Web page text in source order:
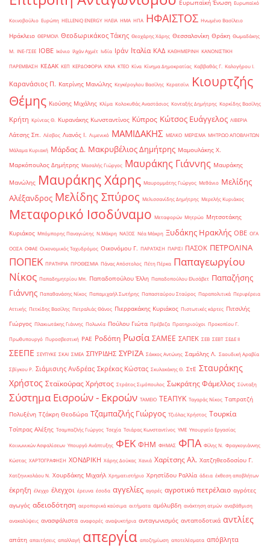
Ευρωπαϊκή Ένωση Ευρωπαϊκό
Κοινοβούλιο Ευρώπη ΗELLENiQ ENERGY ΗΛΕΙΑ ΗΜΑ ΗΠΑ ΗΦΑΙΣΤΟΣ Ηνωμένο Βασίλειο
Ηράκλειο ΘΕΡΜΟΙΛ Θεοδωρικάκος Τάκης Θεοχάρης Χάρης Θεσσαλονίκη Θράκη Θωμαδάκης
Μ. ΙΝΕ-ΓΣΕΕ ΙΟΒΕ Ικόνιο Ιλχάν Αχμέτ Ινδία Ιράν Ιταλία ΚΑΔ ΚΑΘΗΜΕΡΙΝΗ ΚΑΝΟΝΙΣΤΙΚΗ
ΠΑΡΕΜΒΑΣΗ ΚΕΔΑΚ ΚΕΠ ΚΕΡΔΟΦΟΡΙΑ ΚΙΝΑ ΚΤΕΟ Κίνα Κίνημα Δημοκρατίας Καββαθάς Γ. Καλογήρου Ι.
Καρανάσιος Π. Κατρίνης Μανώλης Κεγκέρογλου Βασίλης Κερατσίνι
Κιουρτζής
Θέμης Κιούσης Μιχάλης Κλίμα Κολοκυθάς Αναστάσιος Κονταξής Δημήτρης Κορκίδης Βασίλης
Κρήτη Κρίντας Θ. Κυρανάκης Κωνσταντίνος Κύπρος Κώτσος Ευάγγελος ΛΙΒΕΡΙΑ
Λάτσης Σπ. Λέσβος Λιανός Ι. Λιμενικό ΜΑΜΙΔΑΚΗΣ ΜΕΛΚΟ ΜΕΡΙΣΜΑ ΜΗΤΡΩΟ ΑΠΟΒΛΗΤΩΝ
Μάλαμα Κυριακή Μάρδας Δ. Μακρυβέλιος Δημήτρης Μαμουλάκης Χ.
Μαρκόπουλος Δημήτρης Μασαλής Γιώργος Μαυράκης Γιάννης Μαυράκης
Μανώλης Μαυράκης Χάρης Μαυρομμάτης Γιώργος Μεθάνιο Μελίδης
Αλέξανδρος Μελίδης Σπύρος Μελισσανίδης Δημήτρης Μερελής Κυριάκος
Μεταφορικό Ισοδύναμο Μεταφορών Μητρώο Μητσοτάκης
Κυριάκος Μπόμπορης Παναγιώτης Ν.Μάκρη ΝΑΞΟΣ Νέα Μάκρη Ξυδάκης Ηρακλής ΟΒΕ ΟΓΑ
ΟΟΣΑ ΟΦΑΕ Οικονομικός Ταχυδρόμος Οικονόμου Γ. ΠΑΡΑΤΑΣΗ ΠΑΡΙΣΙ ΠΑΣΟΚ ΠΕΤΡΟΛΙΝΑ
ΠΟΠΕΚ ΠΡΑΤΗΡΙΑ ΠΡΟΘΕΣΜΙΑ Πάνας Απόστολος Πέτη Πέρκα Παπαγεωργίου
Νίκος Παπαδημητρίου Μπ. Παπαδοπούλου Έλλη Παπαδοπούλου Ελισάβετ Παπαζήσης
Γιάννης Παπαθανάσης Νίκος Παπαμιχαήλ Σωτήρης Παπασταύρου Σταύρος Παραπολιτικά Περιφέρεια
Αττικής Πετκίδης Βασίλης Πετραλιάς Θάνος Πιερρακάκης Κυριάκος Πιστωτικές κάρτες Πιτσιλής
Γιώργος Πλακιωτάκης Γιάννης Πολωνία Πούλου Γιώτα Πρέβεζα Πρατηριούχοι Προκοπίου Γ.
Πρωθυπουργό Πυροσβεστική ΡΑΕ Ροδόπη Ρωσία ΣΑΜΕΕ ΣΑΠΕΚ ΣΕΒ ΣΕΒΤ ΣΕΔΕ ΙΙ
ΣΕΕΠΕ ΣΕΥΠΥΚΕ ΣΚΑΙ ΣΜΕΑ ΣΠΥΡΙΔΗΣ ΣΥΡΙΖΑ Σάκκος Αντώνης Σαμόλης Λ. Σαουδική Αραβία
Σβίγκου Ρ. Σιάμισιης Ανδρέας Σκρέκας Κώστας Σκυλακάκης Θ. ΣτΕ Σταυράκης
Χρήστος Σταϊκούρας Χρήστος Στράτος Σιμόπουλος Σωκράτης Φάμελλος Σύνταξη
Σύστημα Εισροών - Εκροών ΤΑΜΕΙΟ ΤΕΑΠΥΚ Ταγαράς Νίκος Ταπρατζή
Πολυξένη Τζάκρη Θεοδώρα Τζαμπαζλής Γιώργος Τζιόλας Χρήστος Τουρκία
Τσίπρας Αλέξης Τσαμπαζλής Γιώργος Τσεχία Τσιάρας Κωνσταντίνος ΥΜΕ Υπουργείο Εργασίας
Κοινωνικών Ασφαλίσεων Υπουργό Ανάπτυξης ΦΕΚ ΦΗΜ ΦΗΜΑΣ ΦΠΑ Φίλης Ν. Φραγκογιάννης
Κώστας ΧΑΡΤΟΓΡΑΦΗΣΗ ΧΟΝΔΡΙΚΗ Χάρης Δούκας Χανιά Χαρίτσης Αλ. Χατζηθεοδοσίου Γ.
Χατζηνικολάου Ν. Χουρδάκης Μιχαήλ Χρηματιστήριο Χρηστίδου Ραλλία άδεια έκθεση αποβλήτων
έκρηξη έλεγχο έλεγχοι έρευνα έσοδα αγγελίες αγορές αγροτικό πετρέλαιο αγρότες
αγωγός αδειοδότηση αεροπορικά καύσιμα αιτήματα αμόλυβδη ανάκτηση ατμών αναβάθμιση
ανακαλύψεις ανασφάλιστα αναφορές αναψυκτήρια ανταγωνισμός ανταποδοτικά αντλίες
απάτη απαιτήσεις απαλλαγή απεργία αποζημίωση αποτελέσματα απόβλητα